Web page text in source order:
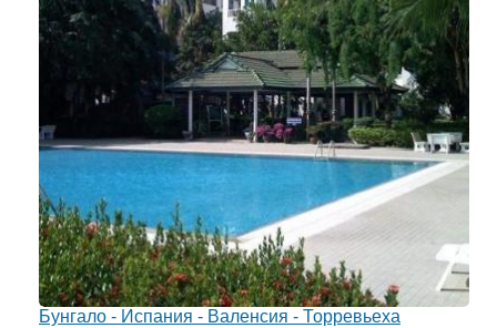
Бунгало - Испания - Валенсия - Торревьеха